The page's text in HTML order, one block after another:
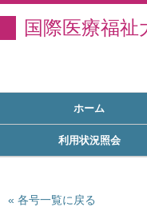
国際医療福
ホーム
利用状況照会
各号一覧に戻る